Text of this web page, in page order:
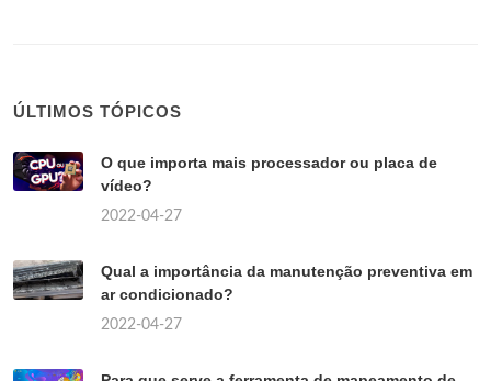
ÚLTIMOS TÓPICOS
O que importa mais processador ou placa de
vídeo?
2022-04-27
Qual a importância da manutenção preventiva em
ar condicionado?
2022-04-27